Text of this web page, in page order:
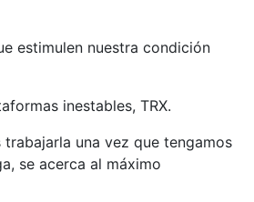
estimulen nuestra condición
inestables, TRX.
una vez que tengamos
se acerca al máximo